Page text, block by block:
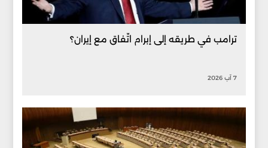
ترامب في طريقه إلى إبرام اتّفاق مع إيران؟
7 آب 2026